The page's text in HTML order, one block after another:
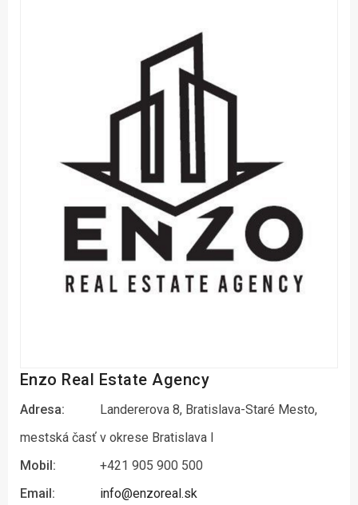
Enzo Real Estate Agency
Adresa:
Landererova 8, Bratislava-Staré Mesto,
mestská časť v okrese Bratislava I
Mobil:
+421 905 900 500
Email:
info@enzoreal.sk